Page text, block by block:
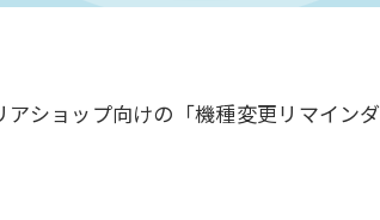
ショップ向けの「機種変更リマインダ